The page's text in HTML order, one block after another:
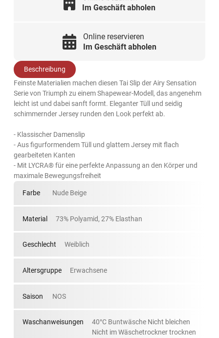
Im Geschäft abholen
Online reservieren
Im Geschäft abholen
Beschreibung
Feinste Materialien machen diesen Tai Slip der Airy Sensation
Serie von Triumph zu einem Shapewear-Modell, das angenehm
leicht ist und dabei sanft formt. Eleganter Tüll und seidig
schimmernder Jersey runden den Look perfekt ab.
- Klassischer Damenslip
- Aus figurformendem Tüll und glattem Jersey mit flach
gearbeiteten Kanten
- Mit LYCRA® für eine perfekte Anpassung an den Körper und
maximale Bewegungsfreiheit
Farbe Nude Beige
Material 73% Polyamid, 27% Elasthan
Geschlecht Weiblich
Altersgruppe Erwachsene
Saison NOS
Waschanweisungen
40°C Buntwäsche Nicht bleichen
Nicht im Wäschetrockner trocknen